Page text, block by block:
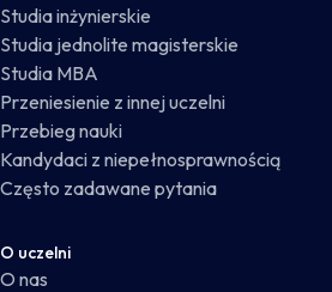
Studia inżynierskie
Studia jednolite magisterskie
Studia MBA
Przeniesienie z innej uczelni
Przebieg nauki
Kandydaci z niepełnosprawnością
Często zadawane pytania
O uczelni
O nas